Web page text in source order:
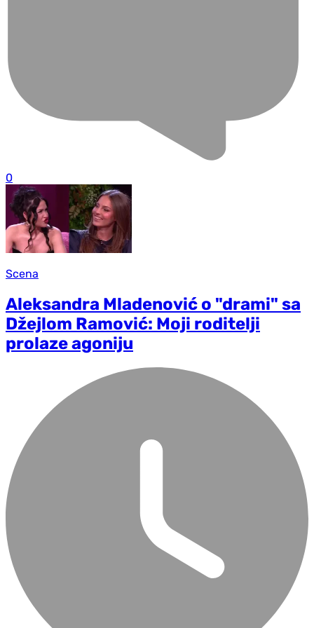
0
Scena
Aleksandra Mladenović o "drami" sa
Džejlom Ramović: Moji roditelji
prolaze agoniju